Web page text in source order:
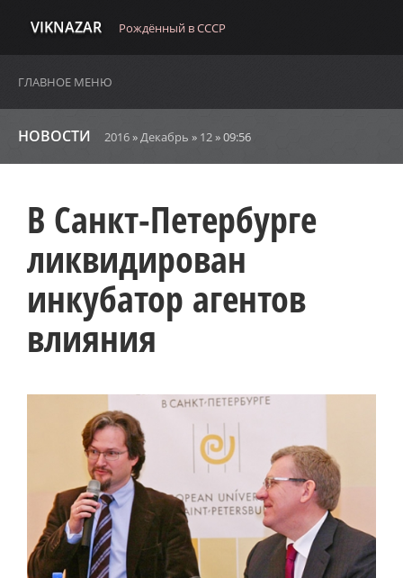
VIKNAZAR Рождённый в СССР
ГЛАВНОЕ МЕНЮ
НОВОСТИ 2016»Декабрь » 12» 09:56
В Санкт-Петербурге
ликвидирован
инкубатор агентов
влияния